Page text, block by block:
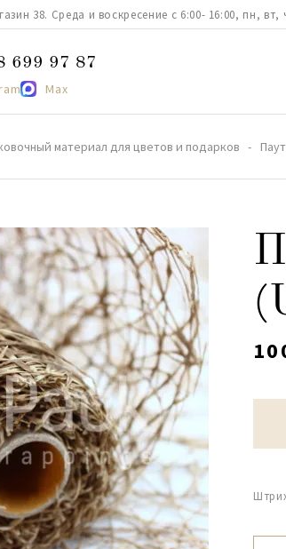
38. Среда и воскресение с 6:00- 16:00, пн, вт,
699 97 87
Max
материал для цветов и подарков